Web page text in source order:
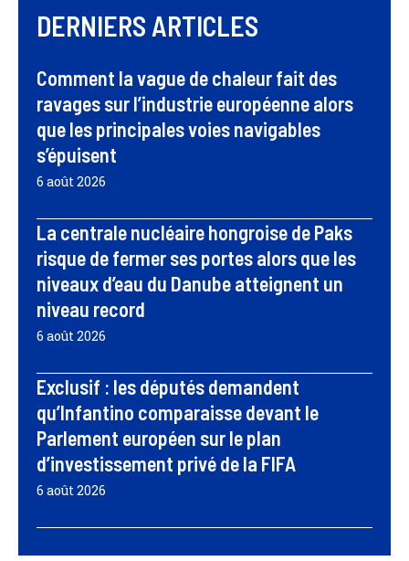
DERNIERS ARTICLES
Comment la vague de chaleur fait des
ravages sur l’industrie européenne alors
que les principales voies navigables
s’épuisent
6 août 2026
La centrale nucléaire hongroise de Paks
risque de fermer ses portes alors que les
niveaux d’eau du Danube atteignent un
niveau record
6 août 2026
Exclusif : les députés demandent
qu’Infantino comparaisse devant le
Parlement européen sur le plan
d’investissement privé de la FIFA
6 août 2026